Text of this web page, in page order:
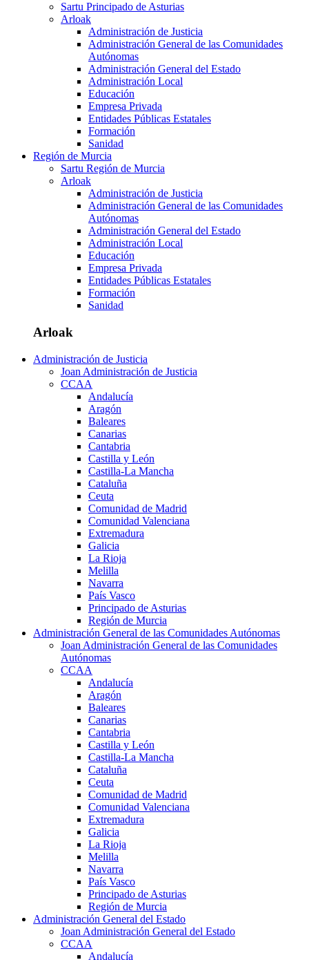
Sartu Principado de Asturias
Arloak
Administración de Justicia
Administración General de las Comunidades
Autónomas
Administración General del Estado
Administración Local
Educación
Empresa Privada
Entidades Públicas Estatales
Formación
Sanidad
Región de Murcia
Sartu Región de Murcia
Arloak
Administración de Justicia
Administración General de las Comunidades
Autónomas
Administración General del Estado
Administración Local
Educación
Empresa Privada
Entidades Públicas Estatales
Formación
Sanidad
Arloak
Administración de Justicia
Joan Administración de Justicia
CCAA
Andalucía
Aragón
Baleares
Canarias
Cantabria
Castilla y León
Castilla-La Mancha
Cataluña
Ceuta
Comunidad de Madrid
Comunidad Valenciana
Extremadura
Galicia
La Rioja
Melilla
Navarra
País Vasco
Principado de Asturias
Región de Murcia
Administración General de las Comunidades Autónomas
Joan Administración General de las Comunidades
Autónomas
CCAA
Andalucía
Aragón
Baleares
Canarias
Cantabria
Castilla y León
Castilla-La Mancha
Cataluña
Ceuta
Comunidad de Madrid
Comunidad Valenciana
Extremadura
Galicia
La Rioja
Melilla
Navarra
País Vasco
Principado de Asturias
Región de Murcia
Administración General del Estado
Joan Administración General del Estado
CCAA
Andalucía